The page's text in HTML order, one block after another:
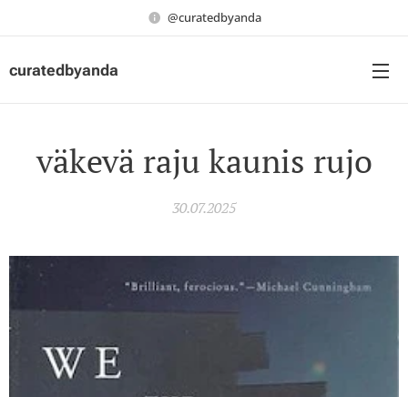
@curatedbyanda
curatedbyanda
väkevä raju kaunis rujo
30.07.2025